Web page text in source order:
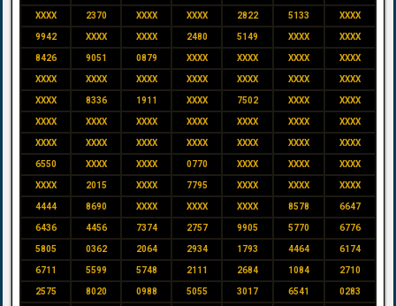
XXXX 2370 XXXX XXXX 2822 5133 XXXX
9942 XXXX XXXX 2480 5149 XXXX XXXX
8426 9051 0879 XXXX XXXX XXXX XXXX
XXXX XXXX XXXX XXXX XXXX XXXX XXXX
XXXX 8336 1911 XXXX 7502 XXXX XXXX
XXXX XXXX XXXX XXXX XXXX XXXX XXXX
XXXX XXXX XXXX XXXX XXXX XXXX XXXX
6550 XXXX XXXX 0770 XXXX XXXX XXXX
XXXX 2015 XXXX 7795 XXXX XXXX XXXX
4444 8690 XXXX XXXX XXXX 8578 6647
6436 4456 7374 2757 9905 5770 6776
5805 0362 2064 2934 1793 4464 6174
6711 5599 5748 2111 2684 1084 2710
2575 8020 0988 5055 3017 6541 0283